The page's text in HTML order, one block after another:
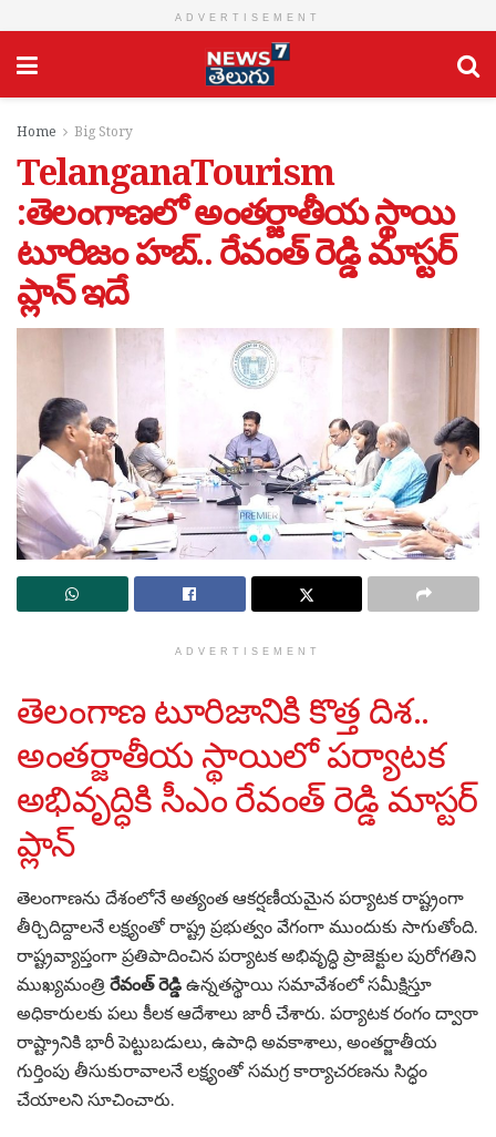
ADVERTISEMENT
Home Big Story
TelanganaTourism
:తెలంగాణలో అంతర్జాతీయ స్థాయి
టూరిజం హబ్.. రేవంత్ రెడ్డి మాస్టర్
ప్లాన్ ఇదే
ADVERTISEMENT
తెలంగాణ టూరిజానికి కొత్త దిశ..
అంతర్జాతీయ స్థాయిలో పర్యాటక
అభివృద్ధికి సీఎం రేవంత్ రెడ్డి మాస్టర్
ప్లాన్
తెలంగాణను దేశంలోనే అత్యంత ఆకర్షణీయమైన పర్యాటక రాష్ట్రంగా
తీర్చిదిద్దాలనే లక్ష్యంతో రాష్ట్ర ప్రభుత్వం వేగంగా ముందుకు సాగుతోంది.
రాష్ట్రవ్యాప్తంగా ప్రతిపాదించిన పర్యాటక అభివృద్ధి ప్రాజెక్టుల పురోగతిని
ముఖ్యమంత్రిరేవంత్ రెడ్డిఉన్నతస్థాయి సమావేశంలో సమీక్షిస్తూ
అధికారులకు పలు కీలక ఆదేశాలు జారీ చేశారు. పర్యాటక రంగం ద్వారా
రాష్ట్రానికి భారీ పెట్టుబడులు, ఉపాధి అవకాశాలు, అంతర్జాతీయ
గుర్తింపు తీసుకురావాలనే లక్ష్యంతో సమగ్ర కార్యాచరణను సిద్ధం
చేయాలని సూచించారు.